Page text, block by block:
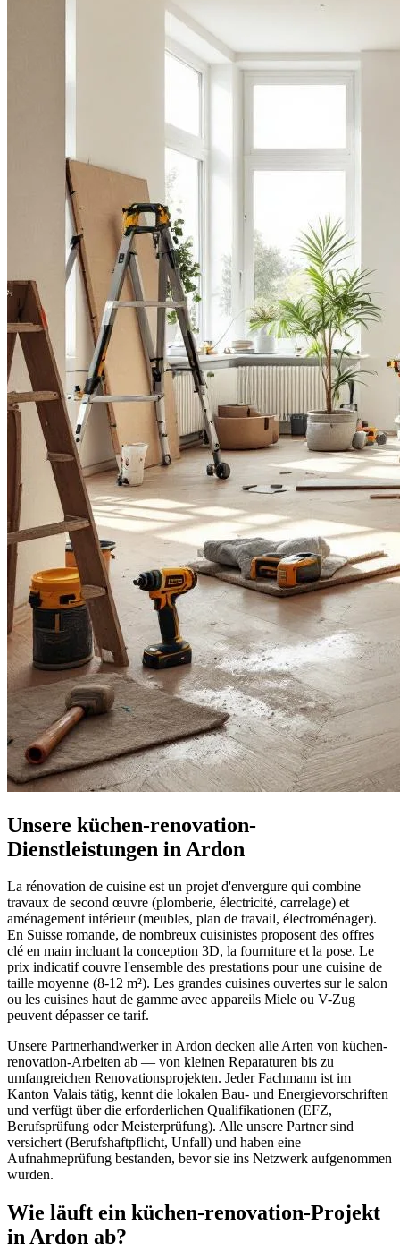
Unsere küchen-renovation-
Dienstleistungen in Ardon
La rénovation de cuisine est un projet d'envergure qui combine
travaux de second œuvre (plomberie, électricité, carrelage) et
aménagement intérieur (meubles, plan de travail, électroménager).
En Suisse romande, de nombreux cuisinistes proposent des offres
clé en main incluant la conception 3D, la fourniture et la pose. Le
prix indicatif couvre l'ensemble des prestations pour une cuisine de
taille moyenne (8-12 m²). Les grandes cuisines ouvertes sur le salon
ou les cuisines haut de gamme avec appareils Miele ou V-Zug
peuvent dépasser ce tarif.
Unsere Partnerhandwerker in Ardon decken alle Arten von küchen-
renovation-Arbeiten ab — von kleinen Reparaturen bis zu
umfangreichen Renovationsprojekten. Jeder Fachmann ist im
Kanton Valais tätig, kennt die lokalen Bau- und Energievorschriften
und verfügt über die erforderlichen Qualifikationen (EFZ,
Berufsprüfung oder Meisterprüfung). Alle unsere Partner sind
versichert (Berufshaftpflicht, Unfall) und haben eine
Aufnahmeprüfung bestanden, bevor sie ins Netzwerk aufgenommen
wurden.
Wie läuft ein küchen-renovation-Projekt
in Ardon ab?